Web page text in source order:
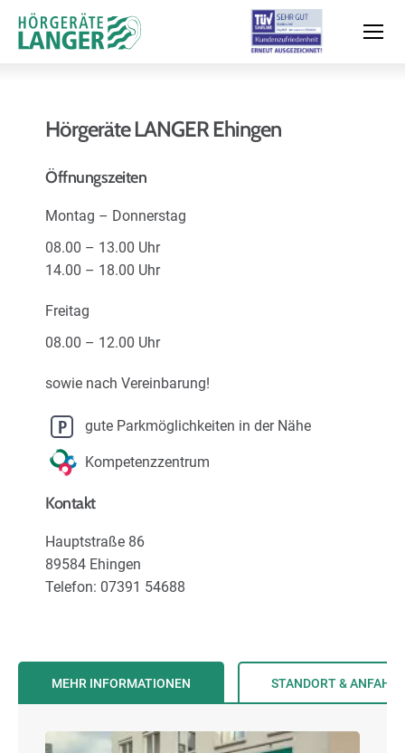
Hörtest
Filialen und Termin
Über uns
Hörgeräte LANGER Ehingen
Öffnungszeiten
Montag – Donnerstag
08.00 – 13.00 Uhr
14.00 – 18.00 Uhr
Freitag
08.00 – 12.00 Uhr
sowie nach Vereinbarung!
gute Parkmöglichkeiten in der Nähe
Kompetenzzentrum
Kontakt
Hauptstraße 86
89584 Ehingen
Telefon: 07391 54688
MEHR INFORMATIONEN STANDORT &